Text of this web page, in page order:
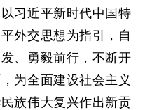
习近平新时代中国特
外交思想为指引，自
、勇毅前行，不断开
为全面建设社会主义
族伟大复兴作出新贡